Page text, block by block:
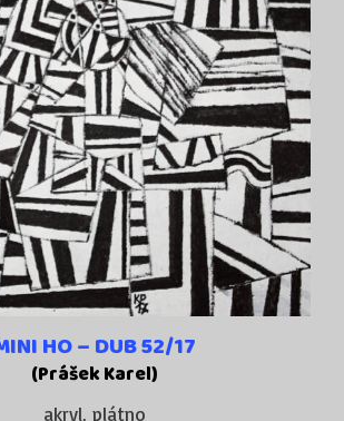
HO – DUB 52/17
(Prášek Karel)
akryl, plátno